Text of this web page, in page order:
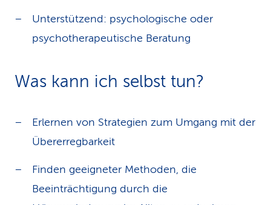
Unterstützend: psychologische oder
psychotherapeutische Beratung
Was kann ich selbst tun?
Erlernen von Strategien zum Umgang mit der
Übererregbarkeit
Finden geeigneter Methoden, die
Beeinträchtigung durch die